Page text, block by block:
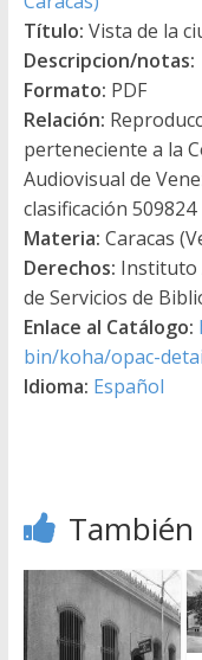
Título: Vista de la
Descripcion/notas:
Formato: PDF
Relación:
perteneciente a la
Audiovisual de
clasificación 509824
Materia: Caracas
Derechos: Instituto
de Servicios de
Enlace al Catálogo:
bin/koha/opac-
Idioma: Español